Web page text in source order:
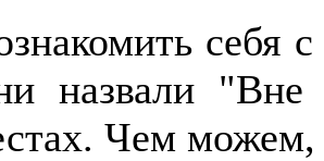
себя
назвали
Чем